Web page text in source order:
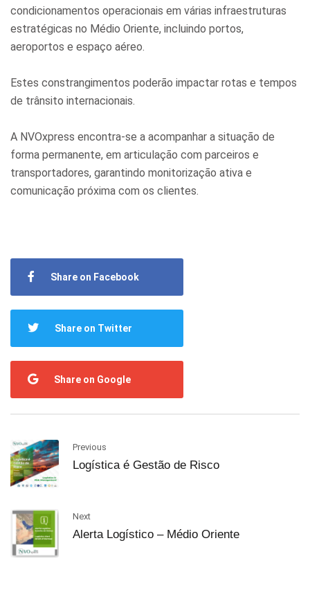
condicionamentos operacionais em várias infraestruturas
estratégicas no Médio Oriente, incluindo portos,
aeroportos e espaço aéreo.
Estes constrangimentos poderão impactar rotas e tempos
de trânsito internacionais.
A NVOxpress encontra-se a acompanhar a situação de
forma permanente, em articulação com parceiros e
transportadores, garantindo monitorização ativa e
comunicação próxima com os clientes.
Share on Facebook
Share on Twitter
Share on Google
Previous
Logística é Gestão de Risco
Next
Alerta Logístico – Médio Oriente